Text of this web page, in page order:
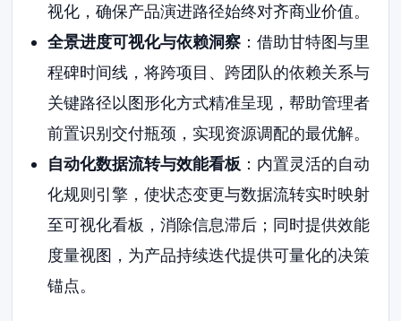
视化，确保产品演进路径始终对齐商业价值。
全景进度可视化与依赖洞察：借助甘特图与里
程碑时间线，将跨项目、跨团队的依赖关系与
关键路径以图形化方式精准呈现，帮助管理者
前置识别交付瓶颈，实现资源调配的最优解。
自动化数据流转与效能看板 ：内置灵活的自动
化规则引擎，使状态变更与数据流转实时映射
至可视化看板，消除信息滞后；同时提供效能
度量视图，为产品持续迭代提供可量化的决策
锚点。